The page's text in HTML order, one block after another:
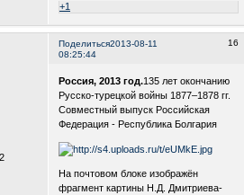
+1
Поделиться 16
2013-08-11
08:25:44
Россия, 2013 год.135 лет окончанию
Русско-турецкой войны 1877–1878 гг.
Cовместный выпуск Российская
Федерация - Республика Болгария
На почтовом блоке изображён
фрагмент картины Н.Д. Дмитриева-